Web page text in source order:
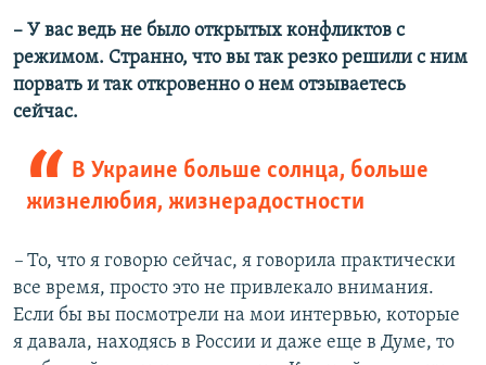
– У вас ведь не было открытых конфликтов с
режимом. Странно, что вы так резко решили с ним
порвать и так откровенно о нем отзываетесь
сейчас.
В Украине больше солнца, больше
жизнелюбия, жизнерадостности ​
– То, что я говорю сейчас, я говорила практически
все время, просто это не привлекало внимания.
Если бы вы посмотрели на мои интервью, которые
я давала, находясь в России и даже еще в Думе, то